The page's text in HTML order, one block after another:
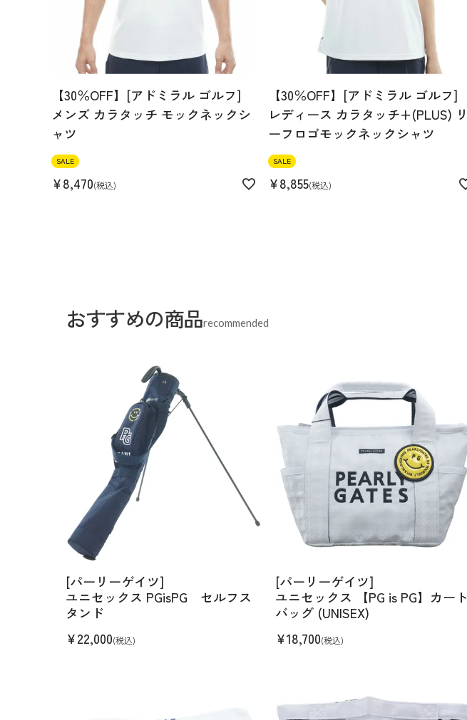
【30％OFF】[アドミラル ゴルフ]
メンズ カラタッチ モックネックシ
ャツ
SALE
¥8,470 税込
【30％OFF】[アドミラル ゴルフ]
レディース カラタッチ+(PLUS) リ
ーフロゴモックネックシャツ
SALE
¥8,855 税込
おすすめの商品recommended
[パーリーゲイツ]
ユニセックス PGisPG セルフス
タンド
¥22,000(税込)
[パーリーゲイツ]
ユニセックス 【PG is PG】カート
バッグ (UNISEX)
¥18,700(税込)